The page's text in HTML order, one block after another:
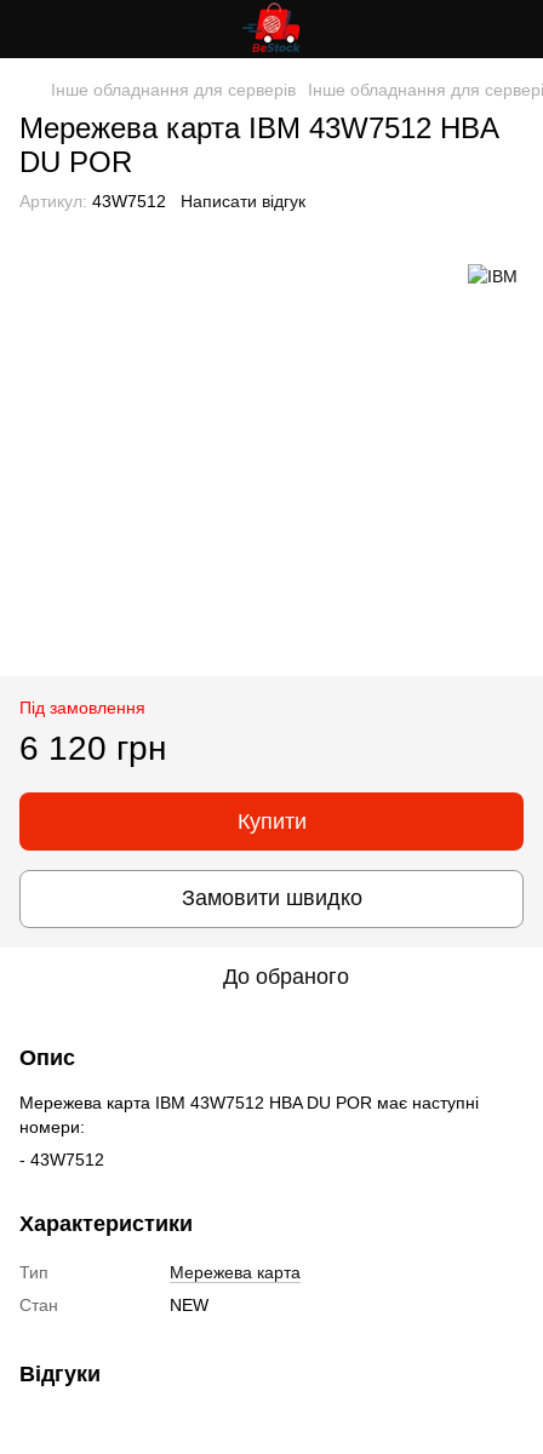
Інше обладнання для серверів Інше обладнання для
Мережева карта IBM 43W7512 HBA
DU POR
Артикул: 43W7512 Написати відгук
Під замовлення
6 120 грн
Купити
Замовити швидко
До обраного
Опис
Мережева карта IBM 43W7512 HBA DU POR має наступні
номери:
- 43W7512
Характеристики
Тип
Мережева карта
Стан
NEW
Відгуки